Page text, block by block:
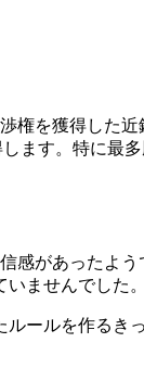
権を獲得した
ます。特に最
感があったよ
ませんでした。
ールを作るき